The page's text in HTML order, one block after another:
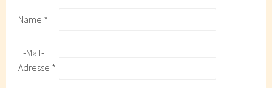
Name *
E-Mail-
Adresse *